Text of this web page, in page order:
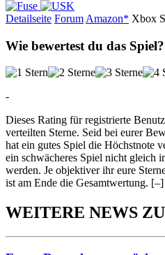
Detailseite Forum Amazon* Xbox
Wie bewertest du das Spiel?
-
Dieses Rating für registrierte
verteilten Sterne. Seid bei eurer
hat ein gutes Spiel die Höchstnote
ein schwächeres Spiel nicht gleich
werden. Je objektiver ihr eure
ist am Ende die Gesamtwertung. [–]
WEITERE NEWS